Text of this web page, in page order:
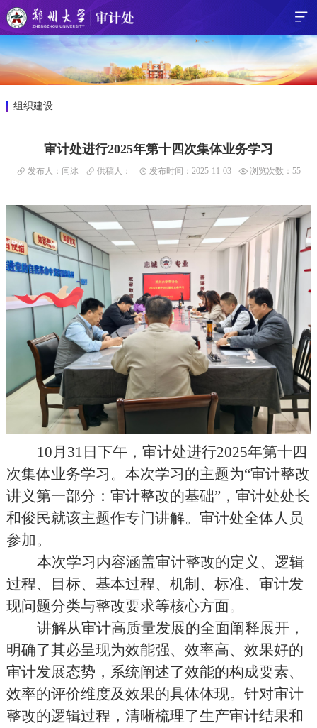
组织建设
审计处进行2025年第十四次集体业务学习
发布人：闫冰 供稿人： 发布时间：2025-11-03 浏览次数： 55
10月31日下午，审计处进行2025年第十四
次集体业务学习。本次学习的主题为“审计整改
讲义第一部分：审计整改的基础”，审计处处长
和俊民就该主题作专门讲解。审计处全体人员
参加。
本次学习内容涵盖审计整改的定义、逻辑
过程、目标、基本过程、机制、标准、审计发
现问题分类与整改要求等核心方面。
讲解从审计高质量发展的全面阐释展开，
明确了其必呈现为效能强、效率高、效果好的
审计发展态势，系统阐述了效能的构成要素、
效率的评价维度及效果的具体体现。针对审计
整改的逻辑过程，清晰梳理了生产审计结果和